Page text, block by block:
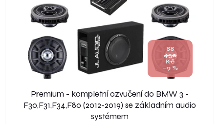
88
430
Kč
–9 %
Premium - kompletní ozvučení do BMW 3 -
F30,F31,F34,F80 (2012-2019) se základním audio
systémem